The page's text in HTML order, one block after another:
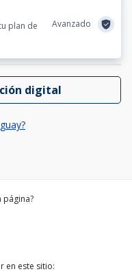
plan de
Avanzado
digital
página?
en este sitio: